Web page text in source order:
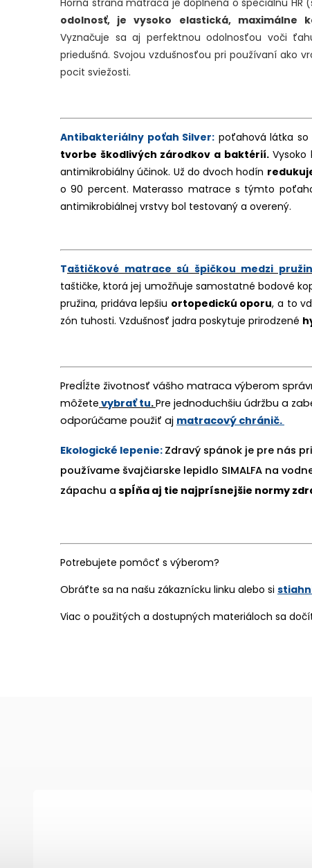
odolnosť, je vysoko elastická, maximálne
Vyznačuje sa aj perfektnou odolnosťou voči
priedušná. Svojou vzdušnosťou pri používaní ako
pocit sviežosti.
Antibakteriálny poťah Silver: poťahová látka so
tvorbe škodlivých zárodkov a baktérií.Vysoko
antimikrobiálny účinok. Už do dvoch hodín
o 90 percent. Materasso matrace s týmto
antimikrobiálnej vrstvy bol testovaný a overený.
Taštičkové matrace sú špičkou medzi
taštičke, ktorá jej umožňuje samostatné bodové
pružina, pridáva lepšiu ortopedickú oporu, a to
zón tuhosti. Vzdušnosť jadra poskytuje prirodzené
Predĺžte životnosť vášho matraca výberom
môžete vybrať tu.Pre jednoduchšiu údržbu a
odporúčame použiť aj matracový chránič.
Ekologické lepenie: Zdravý spánok je pre nás
používame švajčiarske lepidlo SIMALFA na
zápachu a spĺňa aj tie najprísnejšie normy
Potrebujete pomôcť s výberom?
Obráťte sa na našu zákaznícku linku alebo si
Viac o použitých a dostupných materiáloch sa